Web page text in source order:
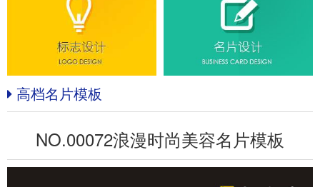
高档名片模板
NO.00072浪漫时尚美容名片模板